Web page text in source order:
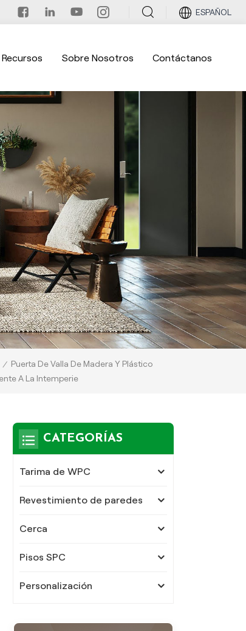
ESPAÑOL
Recursos Sobre Nosotros Contáctanos
/ Puerta De Valla De Madera Y Plástico
A La Intemperie
CATEGORÍAS
Tarima de WPC
Revestimiento de paredes
Cerca
Pisos SPC
Personalización